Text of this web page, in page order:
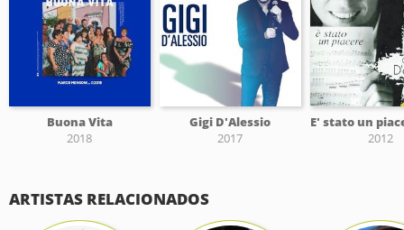
Buona Vita
2018
Gigi D'Alessio
2017
2012
ARTISTAS RELACIONADOS